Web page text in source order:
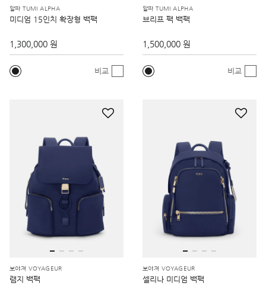
알파 TUMI ALPHA
미디엄 15인치 확장형 백팩
1,300,000 원
비교
알파 TUMI ALPHA
브리프 팩 백팩
1,500,000 원
비교
보야져 VOYAGEUR
램지 백팩
보야져 VOYAGEUR
셀리나 미디엄 백팩